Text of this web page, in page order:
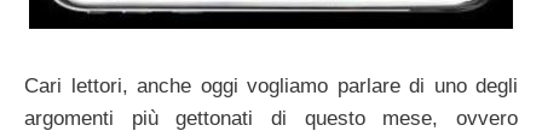
Cari lettori, anche oggi vogliamo parlare di uno degli
argomenti più gettonati di questo mese, ovvero